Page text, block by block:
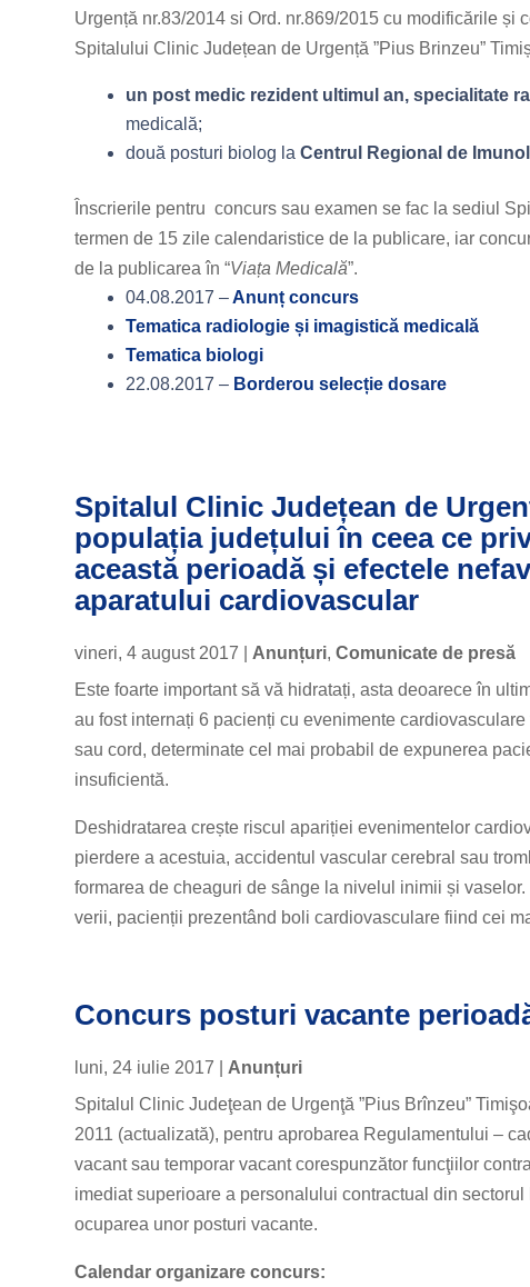
Urgență nr.83/2014 si Ord. nr.869/2015 cu modificările și
Spitalului Clinic Județean de Urgență ”Pius Brinzeu”
un post medic rezident ultimul an, specialitate
medicală;
două posturi biolog laCentrul Regional de
Înscrierile pentru concurs sau examen se fac la sediul
termen de 15 zile calendaristice de la publicare, iar
de la publicarea în “Viața Medicală”.
04.08.2017 –Anunț concurs
Tematica radiologie și imagistică medicală
Tematica biologi
22.08.2017 – Borderou selecție dosare
Spitalul Clinic Județean de
populația județului în ceea ce
această perioadă și efectele
aparatului cardiovascular
vineri, 4 august 2017 Anunțuri,Comunicate de presă
Este foarte important să vă hidratați, asta deoarece în
au fost internați 6 pacienți cu evenimente
sau cord, determinate cel mai probabil de expunerea
insuficientă.
Deshidratarea crește riscul apariției evenimentelor
pierdere a acestuia, accidentul vascular cerebral sau
formarea de cheaguri de sânge la nivelul inimii și
verii, pacienții prezentând boli cardiovasculare fiind cei
Concurs posturi vacante
luni, 24 iulie 2017
Anunțuri
Spitalul Clinic Judeţean de Urgenţă ”Pius Brînzeu”
2011 (actualizată), pentru aprobarea Regulamentului –
vacant sau temporar vacant corespunzător funcţiilor
imediat superioare a personalului contractual din
ocuparea unor posturi vacante.
Calendar organizare concurs: